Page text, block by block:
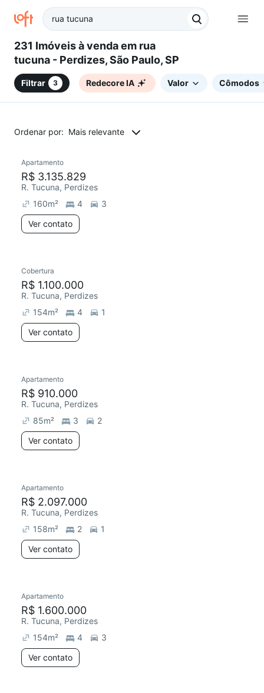
231 Imóveis à venda em rua
tucuna - Perdizes, São Paulo, SP
Filtrar 3 Redecore IA Valor Cômodos
Ordenar por: Mais relevante
Apartamento
R$ 3.135.829
R. Tucuna, Perdizes
160m² 4
3
Ver contato
Redecorar
Cobertura
R$ 1.100.000
R. Tucuna, Perdizes
154m² 4
1
Ver contato
Apartamento
R$ 910.000
R. Tucuna, Perdizes
85m² 3
2
Ver contato
Redecorar
Apartamento
R$ 2.097.000
R. Tucuna, Perdizes
158m² 2
1
Ver contato
Redecorar
Apartamento
R$ 1.600.000
R. Tucuna, Perdizes
154m² 4
3
Ver contato